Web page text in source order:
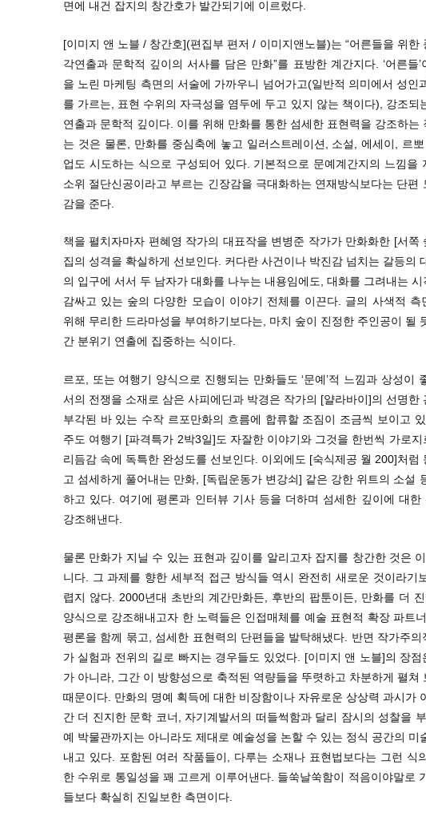
면에 내건 잡지의 창간호가 발간되기에 이르렀다.
[이미지 앤 노블 / 창간호](편집부 편저 / 이미지앤노블)는 “어른들을 위한
각연출과 문학적 깊이의 서사를 담은 만화”를 표방한 계간지다. ‘어른들
을 노린 마케팅 측면의 서술에 가까우니 넘어가고(일반적 의미에서 성인
를 가르는, 표현 수위의 자극성을 염두에 두고 있지 않는 책이다), 강조되
연출과 문학적 깊이다. 이를 위해 만화를 통한 섬세한 표현력을 강조하는
는 것은 물론, 만화를 중심축에 놓고 일러스트레이션, 소설, 에세이, 르
업도 시도하는 식으로 구성되어 있다. 기본적으로 문예계간지의 느낌을
소위 절단신공이라고 부르는 긴장감을 극대화하는 연재방식보다는 단편
감을 준다.
책을 펼치자마자 편혜영 작가의 대표작을 변병준 작가가 만화화한 [서쪽
집의 성격을 확실하게 선보인다. 커다란 사건이나 박진감 넘치는 갈등의
의 입구에 서서 두 남자가 대화를 나누는 내용임에도, 대화를 그려내는
감싸고 있는 숲의 다양한 모습이 이야기 전체를 이끈다. 글의 사색적 측
위해 무리한 드라마성을 부여하기보다는, 마치 숲이 진정한 주인공이 될
간 분위기 연출에 집중하는 식이다.
르포, 또는 여행기 양식으로 진행되는 만화들도 ‘문예’적 느낌과 상성이
서의 전쟁을 소재로 삼은 사피에딘과 박경은 작가의 [얄라바이]의 선명한
부각된 바 있는 수작 르포만화의 흐름에 합류할 조짐이 조금씩 보이고
주도 여행기 [파격특가 2박3일]도 자잘한 이야기와 그것을 한번씩 가로지
리듬감 속에 독특한 완성도를 선보인다. 이외에도 [숙식제공 월 200]처럼
고 섬세하게 풀어내는 만화, [독립운동가 변강쇠] 같은 강한 위트의 소설
하고 있다. 여기에 평론과 인터뷰 기사 등을 더하며 섬세한 깊이에 대한
강조해낸다.
물론 만화가 지닐 수 있는 표현과 깊이를 알리고자 잡지를 창간한 것은
니다. 그 과제를 향한 세부적 접근 방식들 역시 완전히 새로운 것이라기
렵지 않다. 2000년대 초반의 계간만화든, 후반의 팝툰이든, 만화를 더
양식으로 강조해내고자 한 노력들은 인접매체를 예술 표현적 확장 파트
평론을 함께 묶고, 섬세한 표현력의 단편들을 발탁해냈다. 반면 작가주
가 실험과 전위의 길로 빠지는 경우들도 있었다. [이미지 앤 노블]의 장점
가 아니라, 그간 이 방향성으로 축적된 역량들을 뚜렷하고 차분하게 펼쳐
때문이다. 만화의 명예 획득에 대한 비장함이나 자유로운 상상력 과시가
간 더 진지한 문학 코너, 자기계발서의 떠들썩함과 달리 잠시의 성찰을
예 박물관까지는 아니라도 제대로 예술성을 논할 수 있는 정식 공간의 미
내고 있다. 포함된 여러 작품들이, 다루는 소재나 표현법보다는 그런 식
한 수위로 통일성을 꽤 고르게 이루어낸다. 들쑥날쑥함이 적음이야말로
들보다 확실히 진일보한 측면이다.